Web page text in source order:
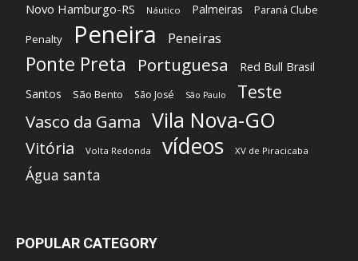
Novo Hamburgo-RS Náutico Palmeiras Paraná Clube
Penalty Peneira Peneiras
Ponte Preta Portuguesa
Red Bull Brasil
Santos
São Bento São José São Paulo Teste
Vasco da Gama Vila Nova-GO
Vitória Volta Redonda vídeos XV de Piracicaba
Água santa
POPULAR CATEGORY